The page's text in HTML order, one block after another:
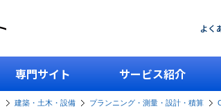
よく
専門サイト サービス紹介
建築・土木・設備 プランニング・測量・設計・積算